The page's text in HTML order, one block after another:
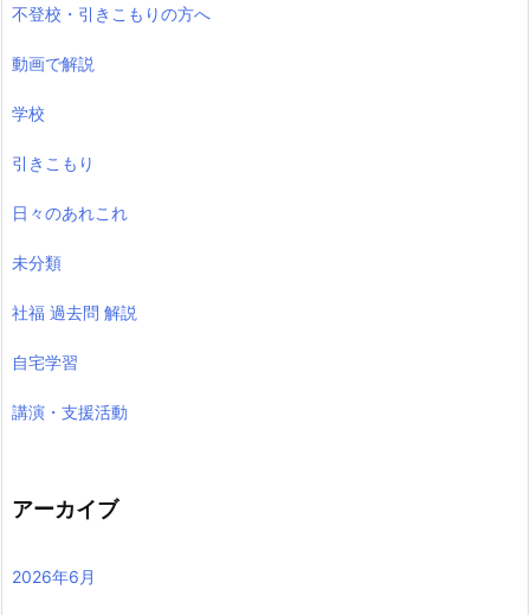
不登校・引きこもりの方へ
動画で解説
学校
引きこもり
日々のあれこれ
未分類
社福 過去問 解説
自宅学習
講演・支援活動
アーカイブ
2026年6月